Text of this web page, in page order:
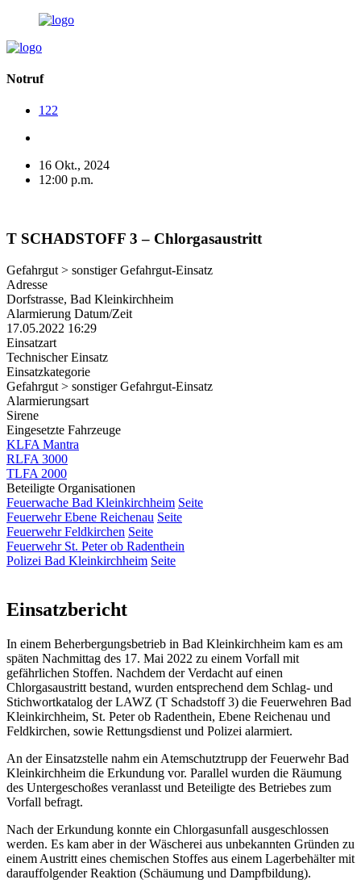
Notruf
122
16 Okt., 2024
12:00 p.m.
T SCHADSTOFF 3 – Chlorgasaustritt
Gefahrgut > sonstiger Gefahrgut-Einsatz
Adresse
Dorfstrasse, Bad Kleinkirchheim
Alarmierung Datum/Zeit
17.05.2022 16:29
Einsatzart
Technischer Einsatz
Einsatzkategorie
Gefahrgut > sonstiger Gefahrgut-Einsatz
Alarmierungsart
Sirene
Eingesetzte Fahrzeuge
KLFA Mantra
RLFA 3000
TLFA 2000
Beteiligte Organisationen
Feuerwache Bad Kleinkirchheim Seite
Feuerwehr Ebene Reichenau Seite
Feuerwehr Feldkirchen Seite
Feuerwehr St. Peter ob Radenthein
Polizei Bad Kleinkirchheim Seite
Einsatzbericht
In einem Beherbergungsbetrieb in Bad Kleinkirchheim kam es am
späten Nachmittag des 17. Mai 2022 zu einem Vorfall mit
gefährlichen Stoffen. Nachdem der Verdacht auf einen
Chlorgasaustritt bestand, wurden entsprechend dem Schlag- und
Stichwortkatalog der LAWZ (T Schadstoff 3) die Feuerwehren Bad
Kleinkirchheim, St. Peter ob Radenthein, Ebene Reichenau und
Feldkirchen, sowie Rettungsdienst und Polizei alarmiert.
An der Einsatzstelle nahm ein Atemschutztrupp der Feuerwehr Bad
Kleinkirchheim die Erkundung vor. Parallel wurden die Räumung
des Untergeschoßes veranlasst und Beteiligte des Betriebes zum
Vorfall befragt.
Nach der Erkundung konnte ein Chlorgasunfall ausgeschlossen
werden. Es kam aber in der Wäscherei aus unbekannten Gründen zu
einem Austritt eines chemischen Stoffes aus einem Lagerbehälter mit
darauffolgender Reaktion (Schäumung und Dampfbildung).